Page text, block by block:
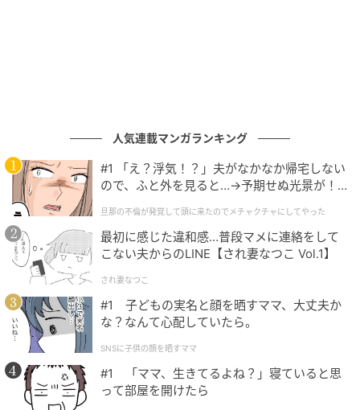
人気連載マンガランキング
#1 「え？浮気！？」夫がなかなか帰宅しない
ので、ふと外を見ると…→予期せぬ光景が！
クチャにしてやった
旦那の不倫が発覚して頭に来たのでメチャクチャにしてやった
最初に感じた違和感…普段マメに連絡をして
こない夫からのLINE【され妻なつこ Vol.1】
され妻なつこ
#1 子どもの実名と顔を晒すママ、大丈夫か
な？なんて心配していたら。
SNSに子供の顔を晒すママ
#1 「ママ、生きてるよね？」寝ていると思
って部屋を開けたら